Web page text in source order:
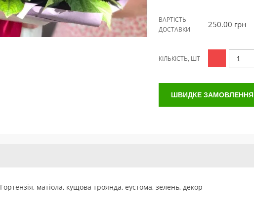
ВАРТІСТЬ
ДОСТАВКИ
250.00 грн
КІЛЬКІСТЬ, ШТ
ШВИДКЕ ЗАМОВЛЕННЯ
Гортензія, матіола, кущова троянда, еустома, зелень, декор